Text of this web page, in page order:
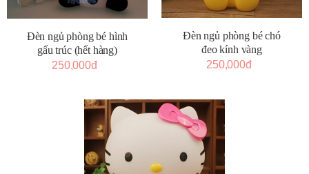
Đèn ngủ phòng bé hình
gấu trúc (hết hàng)
250,000đ
Đèn ngủ phòng bé chó
đeo kính vàng
250,000đ